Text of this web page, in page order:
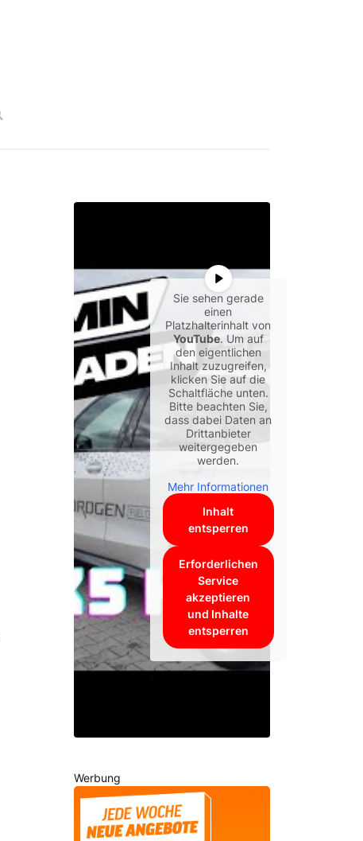
Sie sehen gerade
einen
Platzhalterinhalt von
YouTube. Um auf
den eigentlichen
Inhalt zuzugreifen,
klicken Sie auf die
Schaltfläche unten.
Bitte beachten Sie,
dass dabei Daten an
Drittanbieter
weitergegeben
werden.
Mehr Informationen
Inhalt
entsperren
Erforderlichen
Service
akzeptieren
und Inhalte
entsperren
Werbung